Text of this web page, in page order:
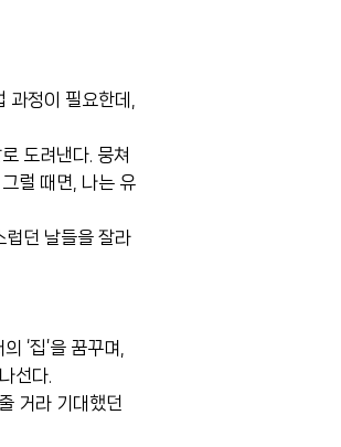
정이 필요한데,
도려낸다. 뭉쳐
럴 때면, 나는 유
럽던 날들을 잘라
‘집’을 꿈꾸며,
선다.
거라 기대했던